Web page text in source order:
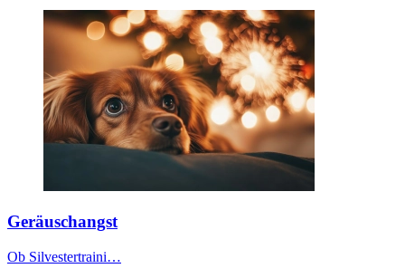
Geräuschangst
Ob Silvestertraini…